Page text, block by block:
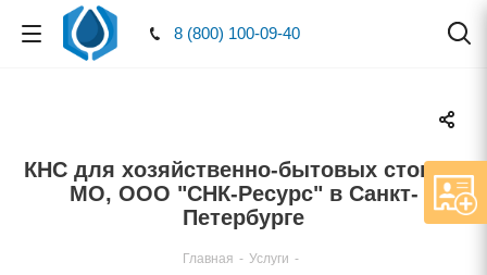
8 (800) 100-09-40
КНС для хозяйственно-бытовых стоков,
МО, ООО "СНК-Ресурс" в Санкт-
Петербурге
Главная - Услуги -